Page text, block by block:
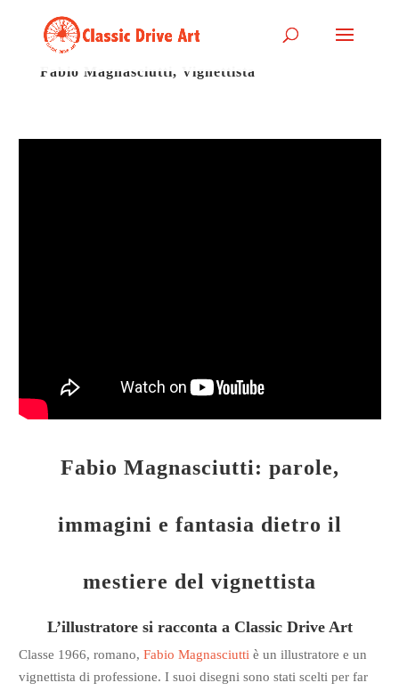
Fabio Magnasciutti, Vignettista
Fabio Magnasciutti: parole,
immagini e fantasia dietro il
mestiere del vignettista
L’illustratore si racconta a Classic Drive Art
Classe 1966, romano, Fabio Magnasciutti è un illustratore e un
vignettista di professione. I suoi disegni sono stati scelti per far